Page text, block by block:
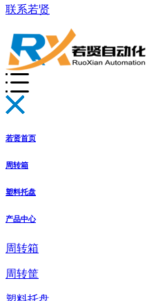
联系若贤
若贤首页
周转箱
塑料托盘
产品中心
周转箱
周转筐